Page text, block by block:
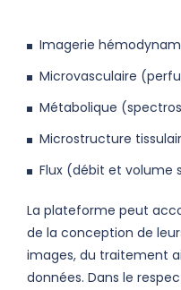
Imagerie
Microvasculaire
Métabolique
Microstructure
Flux (débit et volume
La plateforme peut
de la conception de
images, du traitement
données. Dans le